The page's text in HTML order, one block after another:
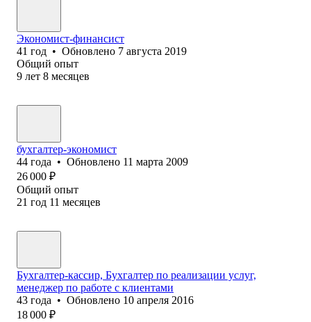
Экономист-финансист
41 год • Обновлено 7 августа 2019
Общий опыт
9 лет 8 месяцев
бухгалтер-экономист
44 года • Обновлено 11 марта 2009
26 000 ₽
Общий опыт
21 год 11 месяцев
Бухгалтер-кассир, Бухгалтер по реализации услуг,
менеджер по работе с клиентами
43 года • Обновлено 10 апреля 2016
18 000 ₽